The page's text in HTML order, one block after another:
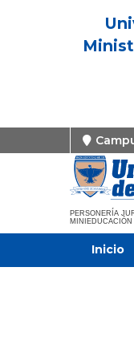
PERSONERÍA
MINIEDUCACIÓN
Inicio